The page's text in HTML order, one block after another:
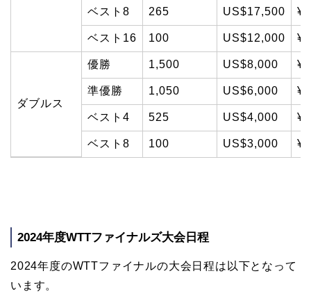
ベスト8 265 US$17,500
ベスト16 100 US$12,000
ダブルス
優勝 1,500 US$8,000
準優勝 1,050 US$6,000
ベスト4 525 US$4,000
ベスト8 100 US$3,000
2024年度WTTファイナルズ大会日程
2024年度のWTTファイナルの大会日程は以下となって
います。